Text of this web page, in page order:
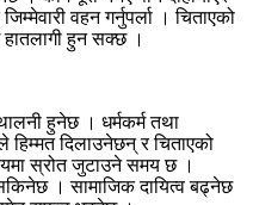
वहन गर्नुपर्ला । चिताएको
हातलागी हुन सक्छ ।
हुनेछ । धर्मकर्म तथा
हिम्मत दिलाउनेछन् र चिताएको
स्रोत जुटाउने समय छ ।
। सामाजिक दायित्व बढ्नेछ